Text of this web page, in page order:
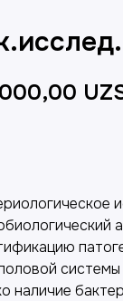
наличие